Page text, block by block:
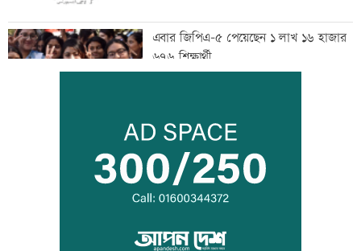
এবার জিপিএ-৫ পেয়েছেন ১ লাখ ১৬ হাজার
৬৭৬ শিক্ষার্থী
এসএসসির ফল প্রকাশ: ৩১২ প্রতিষ্ঠানে কেউ
পাস করেনি
বিশ্ব সিংহ দিবস আজ